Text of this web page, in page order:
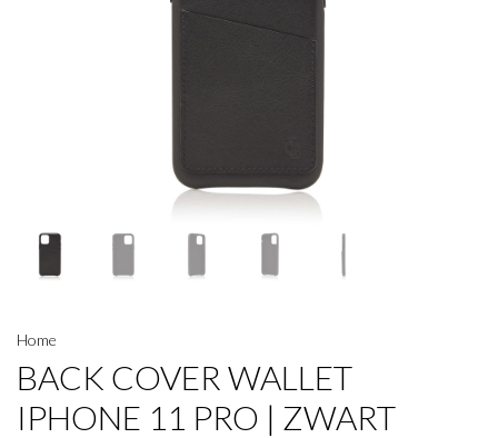
Home
BACK COVER WALLET
IPHONE 11 PRO | ZWART